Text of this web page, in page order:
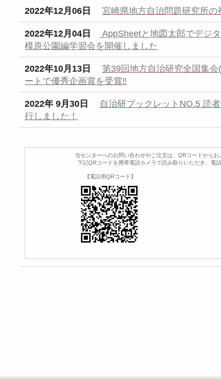
2022年12月06日 宮崎県地方自治問題研究所
2022年12月04日
AppSheetと地図太郎でデジ
模原公園編学習会を開催しました
2022年10月13日
第39回地方自治研究全国集
ートで優秀企画賞を受賞‼
2022年 9月30日
自治研ブックレットNO.5 読
行しました！
当センターへのお問い合わせやご注文は、QRコードからお
下記QRコードを携帯電話カメラで読み取りいただき、電
【電話用QRコード】